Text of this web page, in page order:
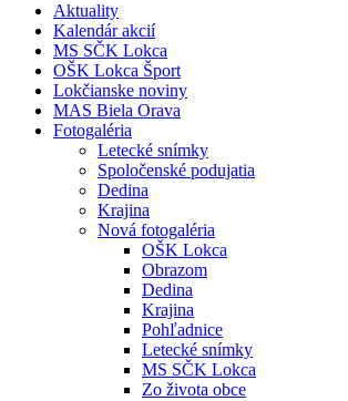
Aktuality
Kalendár akcií
MS SČK Lokca
OŠK Lokca Šport
Lokčianske noviny
MAS Biela Orava
Fotogaléria
Letecké snímky
Spoločenské podujatia
Dedina
Krajina
Nová fotogaléria
OŠK Lokca
Obrazom
Dedina
Krajina
Pohľadnice
Letecké snímky
MS SČK Lokca
Zo života obce